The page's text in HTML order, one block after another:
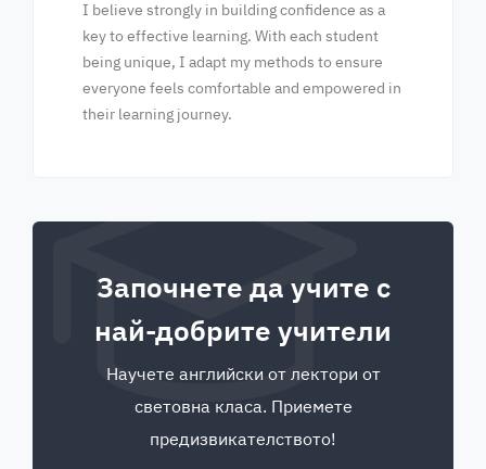
I believe strongly in building confidence as a
key to effective learning. With each student
being unique, I adapt my methods to ensure
everyone feels comfortable and empowered in
their learning journey.
Започнете да учите с
най-добрите учители
Научете английски от лектори от
световна класа. Приемете
предизвикателството!